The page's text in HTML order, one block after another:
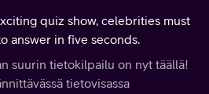
quiz show, celebrities must
answer in five seconds.
suurin tietokilpailu on nyt täällä!
tietovisassa